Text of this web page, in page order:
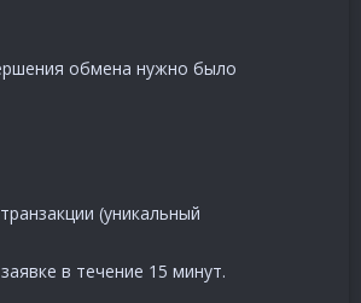
обмена нужно было
(уникальный
в течение 15 минут.